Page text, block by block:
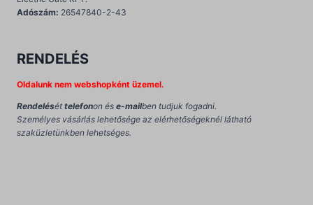
Adószám: 26547840-2-43
RENDELÉS
Oldalunk nem webshopként üzemel.
Rendelését telefonon és e-mailben tudjuk fogadni.
Személyes vásárlás lehetősége az elérhetőségeknél látható
szaküzletünkben lehetséges.